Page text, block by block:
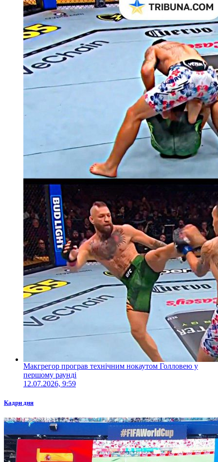
Макгрегор програв технічним нокаутом Голловею у
першому раунді
12.07.2026, 9:59
Кадри дня